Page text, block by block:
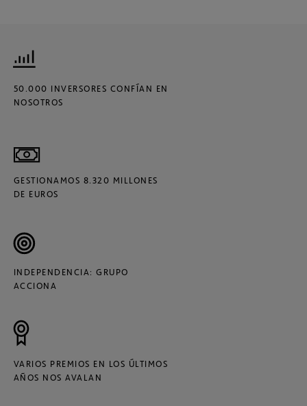
50.000 INVERSORES CONFÍAN EN
NOSOTROS
GESTIONAMOS 8.320 MILLONES
DE EUROS
INDEPENDENCIA: GRUPO
ACCIONA
VARIOS PREMIOS EN LOS ÚLTIMOS
AÑOS NOS AVALAN